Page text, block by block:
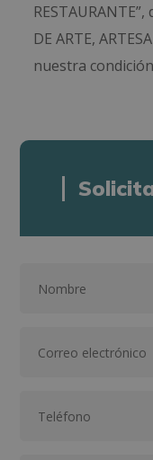
RESTAURANTE”,
DE ARTE,
nuestra